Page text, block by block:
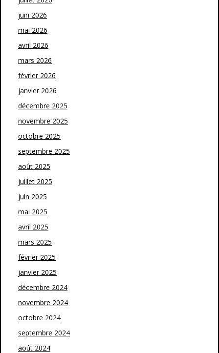
juin 2026
mai 2026
avril 2026
mars 2026
février 2026
janvier 2026
décembre 2025
novembre 2025
octobre 2025
septembre 2025
août 2025
juillet 2025
juin 2025
mai 2025
avril 2025
mars 2025
février 2025
janvier 2025
décembre 2024
novembre 2024
octobre 2024
septembre 2024
août 2024